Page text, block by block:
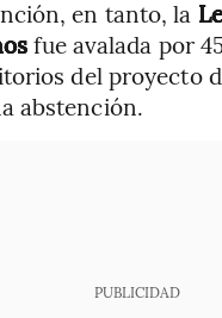
en tanto, la
fue avalada por
del proyecto
abstención.
PUBLICIDAD